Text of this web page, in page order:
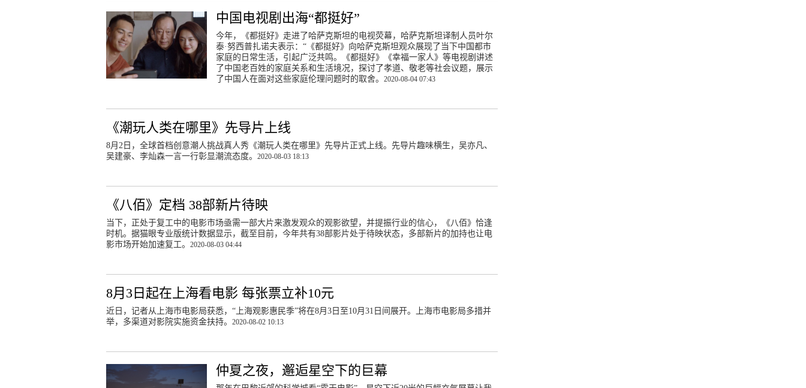
中国电视剧出海“都挺好”
今年，《都挺好》走进了哈萨克斯坦的电视荧幕，哈萨克斯坦译制人员叶尔
泰·努西普扎诺夫表示：“《都挺好》向哈萨克斯坦观众展现了当下中国都市
家庭的日常生活，引起广泛共鸣。《都挺好》《幸福一家人》等电视剧讲述
了中国老百姓的家庭关系和生活境况，探讨了孝道、敬老等社会议题，展示
了中国人在面对这些家庭伦理问题时的取舍。2020-08-04 07:43
《潮玩人类在哪里》先导片上线
8月2日，全球首档创意潮人挑战真人秀《潮玩人类在哪里》先导片正式上线。先导片趣味横生，吴亦凡、
吴建豪、李灿森一言一行彰显潮流态度。 2020-08-03 18:13
《八佰》定档 38部新片待映
当下，正处于复工中的电影市场亟需一部大片来激发观众的观影欲望，并提振行业的信心，《八佰》恰逢
时机。据猫眼专业版统计数据显示，截至目前，今年共有38部影片处于待映状态，多部新片的加持也让电
影市场开始加速复工。 2020-08-03 04:44
8月3日起在上海看电影 每张票立补10元
近日，记者从上海市电影局获悉，“上海观影惠民季”将在8月3日至10月31日间展开。上海市电影局多措并
举，多渠道对影院实施资金扶持。 2020-08-02 10:13
仲夏之夜，邂逅星空下的巨幕